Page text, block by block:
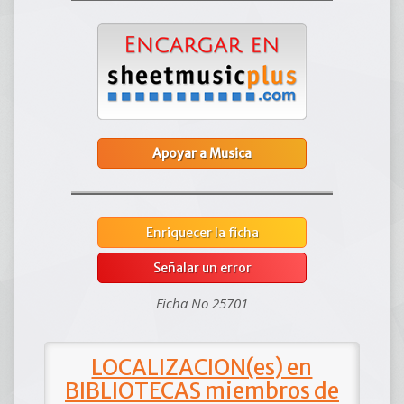
Apoyar a Musica
Enriquecer la ficha
Señalar un error
Ficha No 25701
LOCALIZACION(es) en
BIBLIOTECAS miembros de